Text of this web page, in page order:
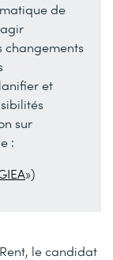
de
et
sur
:
»)
le candidat